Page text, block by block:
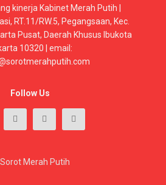
kinerja Kabinet Merah Putih |
RT.11/RW.5, Pegangsaan, Kec.
Pusat, Daerah Khusus Ibukota
10320 | email:
Follow Us